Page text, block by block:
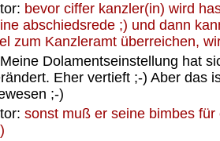
bevor ciffer kanzler(in) wird
abschiedsrede ;) und dann
zum Kanzleramt überreichen,
Meine Dolamentseinstellung hat
Eher vertieft ;-) Aber das
;-)
sonst muß er seine bimbes